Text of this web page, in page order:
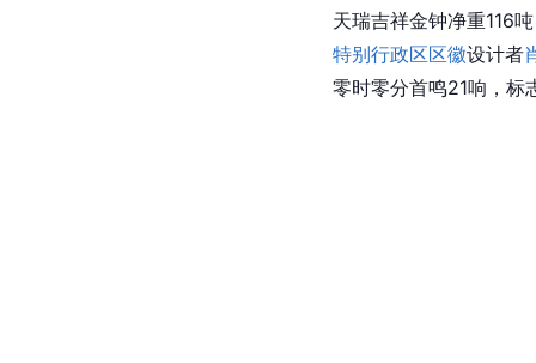
天瑞吉祥金钟净重116
特别行政区区徽设计者
零时零分首鸣21响，标